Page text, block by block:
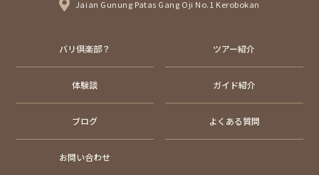
Jaian Gunung Patas Gang Oji No.1 Kerobokan
バリ倶楽部？ ツアー紹介
体験談 ガイド紹介
ブログ よくある質問
お問い合わせ